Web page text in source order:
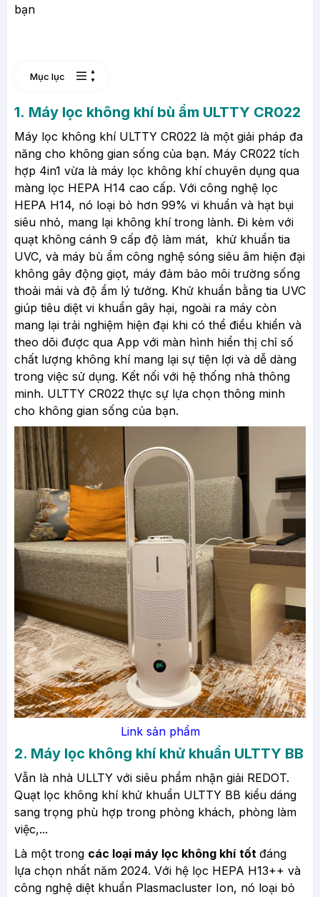
bạn
Mục lục
1. Máy lọc không khí bù ẩm ULTTY CR022
Máy lọc không khí ULTTY CR022 là một giải pháp đa
năng cho không gian sống của bạn. Máy CR022 tích
hợp 4in1 vừa là máy lọc không khí chuyên dụng qua
màng lọc HEPA H14 cao cấp. Với công nghệ lọc
HEPA H14, nó loại bỏ hơn 99% vi khuẩn và hạt bụi
siêu nhỏ, mang lại không khí trong lành. Đi kèm với
quạt không cánh 9 cấp độ làm mát, khử khuẩn tia
UVC, và máy bù ẩm công nghệ sóng siêu âm hiện đại
không gây động giọt, máy đảm bảo môi trường sống
thoải mái và độ ẩm lý tưởng. Khử khuẩn bằng tia UVC
giúp tiêu diệt vi khuẩn gây hại, ngoài ra máy còn
mang lại trải nghiệm hiện đại khi có thể điều khiển và
theo dõi được qua App với màn hình hiển thị chỉ số
chất lượng không khí mang lại sự tiện lợi và dễ dàng
trong việc sử dụng. Kết nối với hệ thống nhà thông
minh. ULTTY CR022 thực sự lựa chọn thông minh
cho không gian sống của bạn.
Link sản phẩm
2. Máy lọc không khí khử khuẩn ULTTY BB
Vẫn là nhà ULLTY với siêu phẩm nhận giải REDOT.
Quạt lọc không khí khử khuẩn ULTTY BB kiểu dáng
sang trọng phù hợp trong phòng khách, phòng làm
việc,...
Là một trong các loại máy lọc không khí tốt đáng
lựa chọn nhất năm 2024. Với hệ lọc HEPA H13++ và
công nghệ diệt khuẩn Plasmacluster Ion, nó loại bỏ